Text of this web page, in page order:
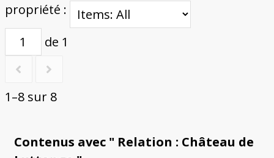
propriété :
de 1
1–8 sur 8
Contenus avec " Relation : Château de